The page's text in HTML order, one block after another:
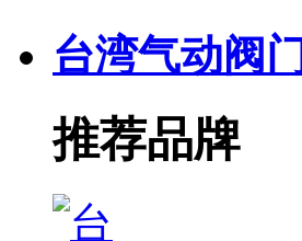
台湾气动阀门
推荐品牌